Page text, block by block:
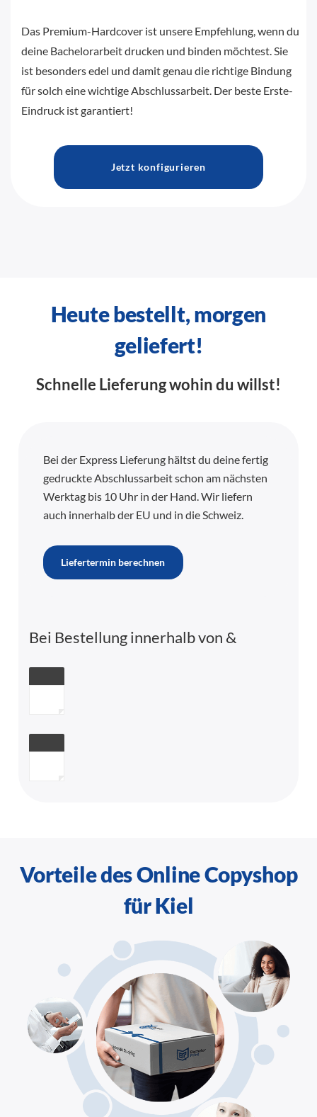
Das Premium-Hardcover ist unsere Empfehlung, wenn du
deine Bachelorarbeit drucken und binden möchtest. Sie
ist besonders edel und damit genau die richtige Bindung
für solch eine wichtige Abschlussarbeit. Der beste Erste-
Eindruck ist garantiert!
Jetzt konfigurieren
Heute bestellt, morgen
geliefert!
Schnelle Lieferung wohin du willst!
Bei der Express Lieferung hältst du deine fertig
gedruckte Abschlussarbeit schon am nächsten
Werktag bis 10 Uhr in der Hand. Wir liefern
auch innerhalb der EU und in die Schweiz.
Liefertermin berechnen
Bei Bestellung innerhalb von &
Vorteile des Online Copyshop
für Kiel